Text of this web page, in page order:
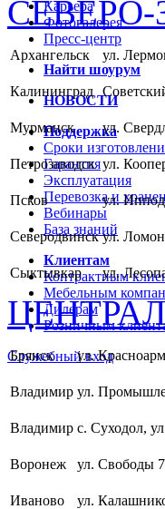
Карьера
Фотогалерея
Пресс-центр
Найти шоурум
НОВОСТИ
Поддержка
Сроки
Гарантия
Эксплуатация
Перевозка и
Вебинары
База знаний
Клиентам
Контрактным
Мебельным
Дилерам
Розничным
Служебный вход
Архангельск ул.
Калининград
Мурманск ул.
Петрозаводск ул.
Псков ул.
Северодвинск ул.
Сыктывкар ул.
Брянск ул.
Владимир ул.
Владимир с. Суходол,
Воронеж ул. Свободы
Иваново ул.